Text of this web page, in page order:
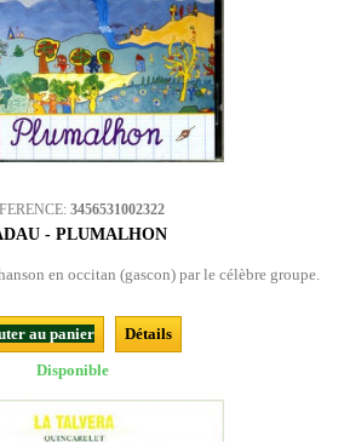
3456531002322
- PLUMALHON
en occitan (gascon) par le célèbre groupe.
au panier
Détails
Disponible